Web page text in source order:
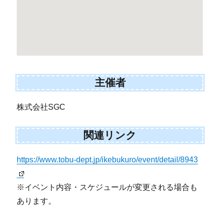
主催者
株式会社SGC
関連リンク
https://www.tobu-dept.jp/ikebukuro/event/detail/8943
※イベント内容・スケジュールが変更される場合も
あります。